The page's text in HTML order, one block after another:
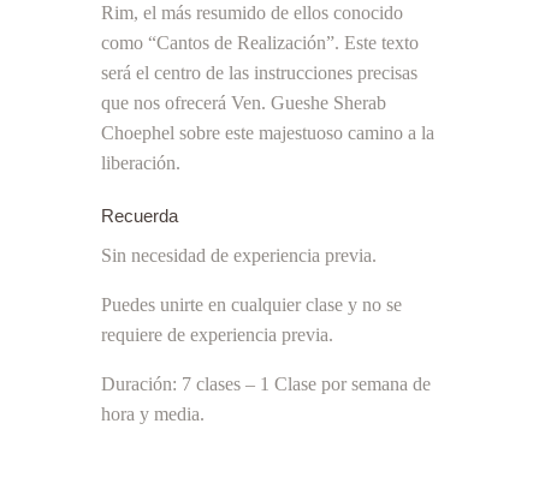
Rim, el más resumido de ellos conocido
como “Cantos de Realización”. Este texto
será el centro de las instrucciones precisas
que nos ofrecerá Ven. Gueshe Sherab
Choephel sobre este majestuoso camino a la
liberación.
Recuerda
Sin necesidad de experiencia previa.
Puedes unirte en cualquier clase y no se
requiere de experiencia previa.
Duración: 7 clases – 1 Clase por semana de
hora y media.